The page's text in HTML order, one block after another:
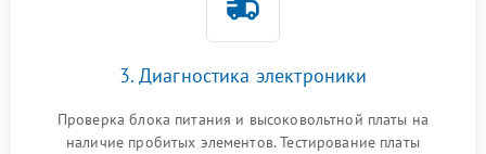
3. Диагностика электроники
Проверка блока питания и высоковольтной платы на
наличие пробитых элементов. Тестирование платы